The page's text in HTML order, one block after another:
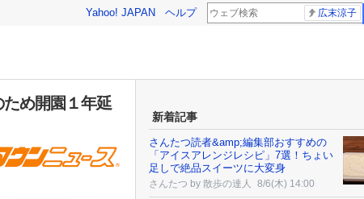
Yahoo! JAPAN ヘルプ 広末涼子
め開園１年延
新着記事
さんたつ読者&amp;編集部おすすめの
「アイスアレンジレシピ」7選！ちょい
足しで絶品スイーツに大変身
さんたつ by 散歩の達人 8/6(木) 14:00